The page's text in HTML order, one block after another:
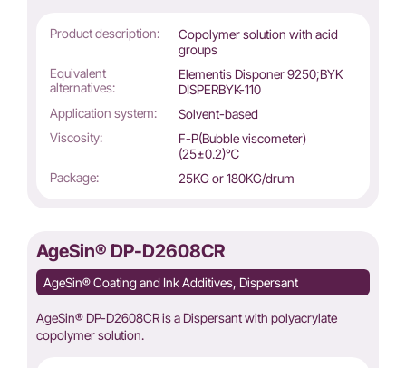
Product description:
Copolymer solution with acid
groups
Equivalent
alternatives:
Elementis Disponer 9250;BYK
DISPERBYK-110
Application system:
Solvent-based
Viscosity:
F-P(Bubble viscometer)
(25±0.2)℃
Package:
25KG or 180KG/drum
AgeSin® DP-D2608CR
AgeSin® Coating and Ink Additives, Dispersant
AgeSin® DP-D2608CR is a Dispersant with polyacrylate
copolymer solution.